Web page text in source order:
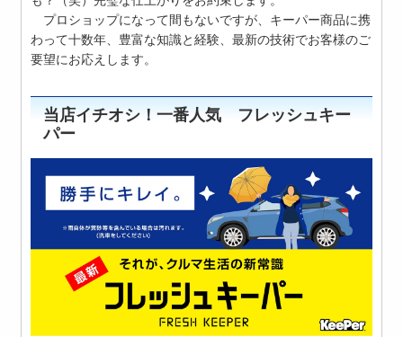
プロショップになって間もないですが、キーパー商品に携
わって十数年、豊富な知識と経験、最新の技術でお客様のご
要望にお応えします。
当店イチオシ！一番人気 フレッシュキー
パー